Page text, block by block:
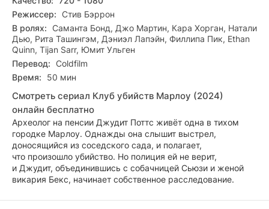
Режиссер: Стив Бэррон
В ролях: Саманта Бонд, Джо Мартин, Кара Хорган, Натали
Дью, Рита Ташингэм, Дэниэл Лапэйн, Филлипа Пик, Ethan
Quinn, Tijan Sarr, Юмит Ульген
Перевод: Coldfilm
Время:
50 мин
Смотреть сериал Клуб убийств Марлоу (2024)
онлайн бесплатно
Археолог на пенсии Джудит Поттс живёт одна в тихом
городке Марлоу. Однажды она слышит выстрел,
доносящийся из соседского сада, и полагает,
что произошло убийство. Но полиция ей не верит,
и Джудит, объединившись с собачницей Сьюзи и женой
викария Бекс, начинает собственное расследование.